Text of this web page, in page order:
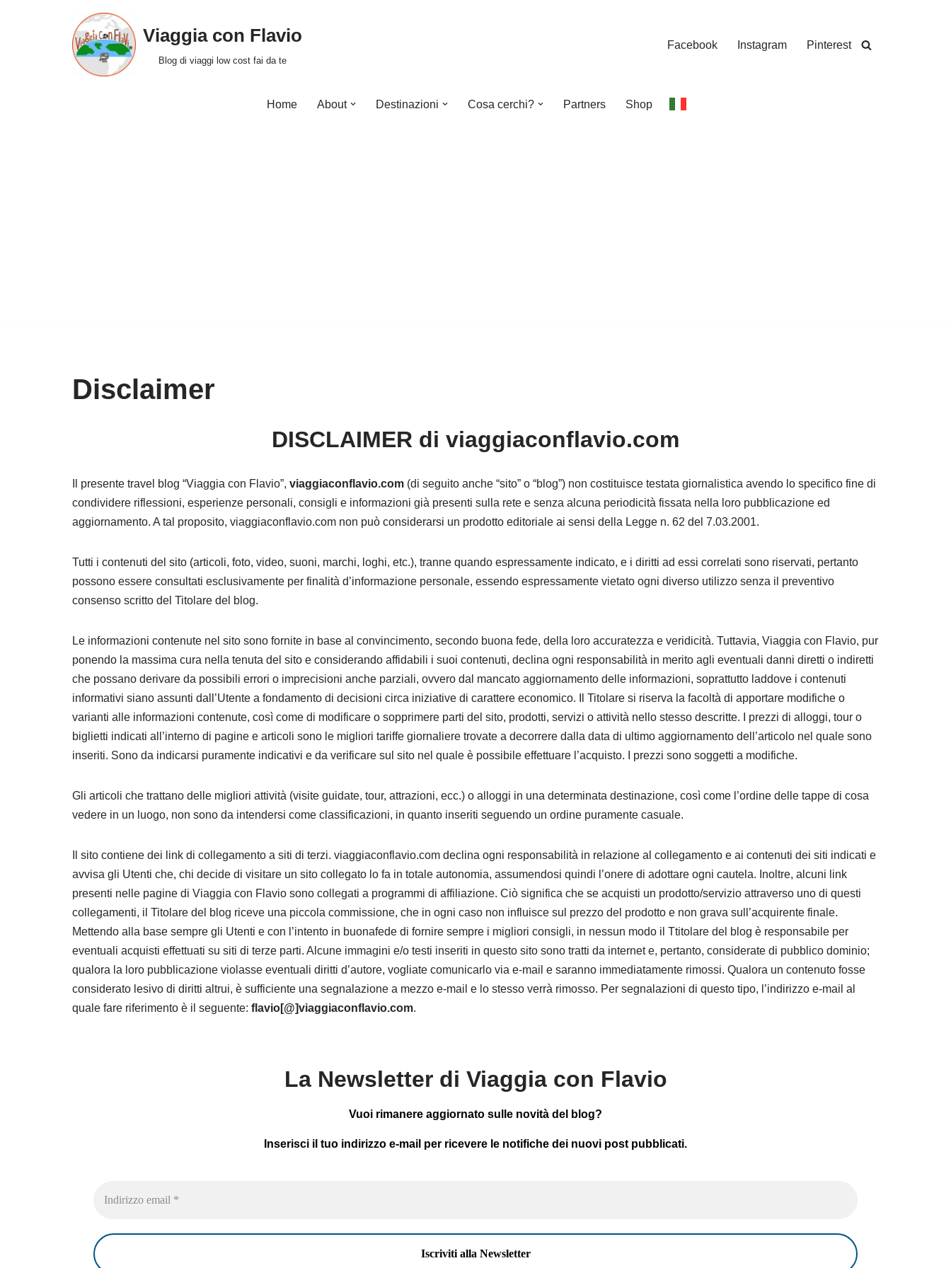
Viaggia con Flavio
Blog di viaggi low cost fai da te
Facebook Instagram Pinterest
Home About Destinazioni Cosa cerchi? Partners Shop
Disclaimer
DISCLAIMER di viaggiaconflavio.com
Il presente travel blog “Viaggia con Flavio”, viaggiaconflavio.com (di seguito anche “sito” o “blog”) non costituisce testata giornalistica avendo lo specifico fine di
condividere riflessioni, esperienze personali, consigli e informazioni già presenti sulla rete e senza alcuna periodicità fissata nella loro pubblicazione ed
aggiornamento. A tal proposito, viaggiaconflavio.com non può considerarsi un prodotto editoriale ai sensi della Legge n. 62 del 7.03.2001.
Tutti i contenuti del sito (articoli, foto, video, suoni, marchi, loghi, etc.), tranne quando espressamente indicato, e i diritti ad essi correlati sono riservati, pertanto
possono essere consultati esclusivamente per finalità d’informazione personale, essendo espressamente vietato ogni diverso utilizzo senza il preventivo
consenso scritto del Titolare del blog.
Le informazioni contenute nel sito sono fornite in base al convincimento, secondo buona fede, della loro accuratezza e veridicità. Tuttavia, Viaggia con Flavio, pur
ponendo la massima cura nella tenuta del sito e considerando affidabili i suoi contenuti, declina ogni responsabilità in merito agli eventuali danni diretti o indiretti
che possano derivare da possibili errori o imprecisioni anche parziali, ovvero dal mancato aggiornamento delle informazioni, soprattutto laddove i contenuti
informativi siano assunti dall’Utente a fondamento di decisioni circa iniziative di carattere economico. Il Titolare si riserva la facoltà di apportare modifiche o
varianti alle informazioni contenute, così come di modificare o sopprimere parti del sito, prodotti, servizi o attività nello stesso descritte. I prezzi di alloggi, tour o
biglietti indicati all’interno di pagine e articoli sono le migliori tariffe giornaliere trovate a decorrere dalla data di ultimo aggiornamento dell’articolo nel quale sono
inseriti. Sono da indicarsi puramente indicativi e da verificare sul sito nel quale è possibile effettuare l’acquisto. I prezzi sono soggetti a modifiche.
Gli articoli che trattano delle migliori attività (visite guidate, tour, attrazioni, ecc.) o alloggi in una determinata destinazione, così come l’ordine delle tappe di cosa
vedere in un luogo, non sono da intendersi come classificazioni, in quanto inseriti seguendo un ordine puramente casuale.
Il sito contiene dei link di collegamento a siti di terzi. viaggiaconflavio.com declina ogni responsabilità in relazione al collegamento e ai contenuti dei siti indicati e
avvisa gli Utenti che, chi decide di visitare un sito collegato lo fa in totale autonomia, assumendosi quindi l’onere di adottare ogni cautela. Inoltre, alcuni link
presenti nelle pagine di Viaggia con Flavio sono collegati a programmi di affiliazione. Ciò significa che se acquisti un prodotto/servizio attraverso uno di questi
collegamenti, il Titolare del blog riceve una piccola commissione, che in ogni caso non influisce sul prezzo del prodotto e non grava sull’acquirente finale.
Mettendo alla base sempre gli Utenti e con l’intento in buonafede di fornire sempre i migliori consigli, in nessun modo il Ttitolare del blog è responsabile per
eventuali acquisti effettuati su siti di terze parti. Alcune immagini e/o testi inseriti in questo sito sono tratti da internet e, pertanto, considerate di pubblico dominio;
qualora la loro pubblicazione violasse eventuali diritti d’autore, vogliate comunicarlo via e-mail e saranno immediatamente rimossi. Qualora un contenuto fosse
considerato lesivo di diritti altrui, è sufficiente una segnalazione a mezzo e-mail e lo stesso verrà rimosso. Per segnalazioni di questo tipo, l’indirizzo e-mail al
quale fare riferimento è il seguente: flavio[@]viaggiaconflavio.com.
La Newsletter di Viaggia con Flavio
Vuoi rimanere aggiornato sulle novità del blog?
Inserisci il tuo indirizzo e-mail per ricevere le notifiche dei nuovi post pubblicati.